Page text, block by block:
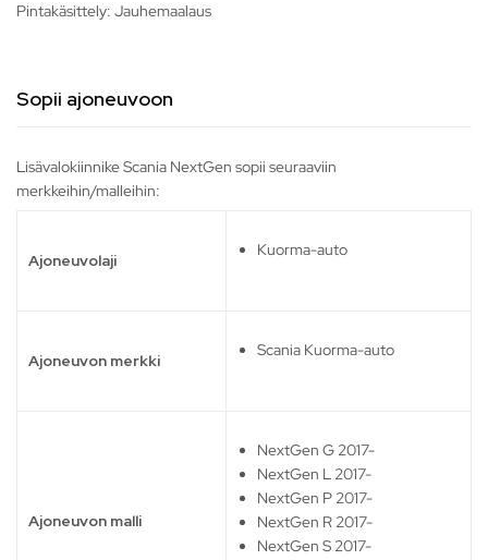
Pintakäsittely: Jauhemaalaus
Sopii ajoneuvoon
Lisävalokiinnike Scania NextGen sopii seuraaviin
merkkeihin/malleihin:
Ajoneuvolaji
Kuorma-auto
Ajoneuvon merkki
Scania Kuorma-auto
Ajoneuvon malli
NextGen G 2017-
NextGen L 2017-
NextGen P 2017-
NextGen R 2017-
NextGen S 2017-